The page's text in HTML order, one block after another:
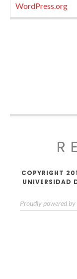
WordPress.org
COPYRIGHT
UNIVERSIDAD
Proudly powered by